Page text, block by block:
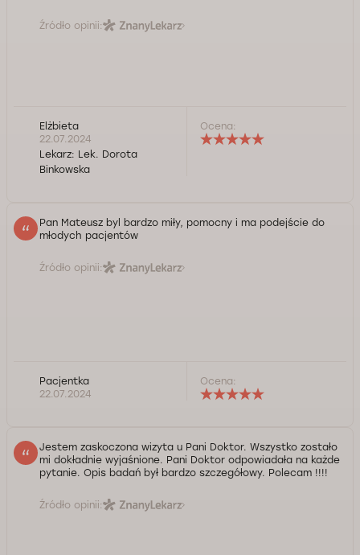
Źródło opinii:
Elżbieta
22.07.2024
Lekarz: Lek. Dorota
Binkowska
Ocena:
Pan Mateusz byl bardzo miły, pomocny i ma podejście do
młodych pacjentów
Źródło opinii:
Pacjentka
22.07.2024
Ocena:
Jestem zaskoczona wizyta u Pani Doktor. Wszystko zostało
mi dokładnie wyjaśnione. Pani Doktor odpowiadała na każde
pytanie. Opis badań był bardzo szczegółowy. Polecam !!!!
Źródło opinii: